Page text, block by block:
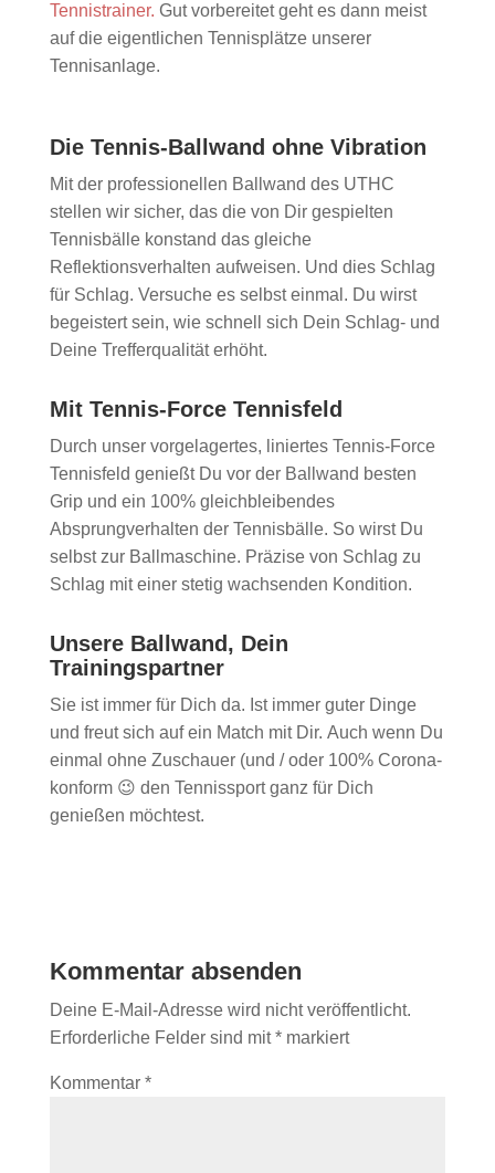
Tennistrainer. Gut vorbereitet geht es dann meist
auf die eigentlichen Tennisplätze unserer
Tennisanlage.
Die Tennis-Ballwand ohne Vibration
Mit der professionellen Ballwand des UTHC
stellen wir sicher, das die von Dir gespielten
Tennisbälle konstand das gleiche
Reflektionsverhalten aufweisen. Und dies Schlag
für Schlag. Versuche es selbst einmal. Du wirst
begeistert sein, wie schnell sich Dein Schlag- und
Deine Trefferqualität erhöht.
Mit Tennis-Force Tennisfeld
Durch unser vorgelagertes, liniertes Tennis-Force
Tennisfeld genießt Du vor der Ballwand besten
Grip und ein 100% gleichbleibendes
Absprungverhalten der Tennisbälle. So wirst Du
selbst zur Ballmaschine. Präzise von Schlag zu
Schlag mit einer stetig wachsenden Kondition.
Unsere Ballwand, Dein
Trainingspartner
Sie ist immer für Dich da. Ist immer guter Dinge
und freut sich auf ein Match mit Dir. Auch wenn Du
einmal ohne Zuschauer (und / oder 100% Corona-
konform 😉 den Tennissport ganz für Dich
genießen möchtest.
Kommentar absenden
Deine E-Mail-Adresse wird nicht veröffentlicht.
Erforderliche Felder sind mit*markiert
Kommentar *